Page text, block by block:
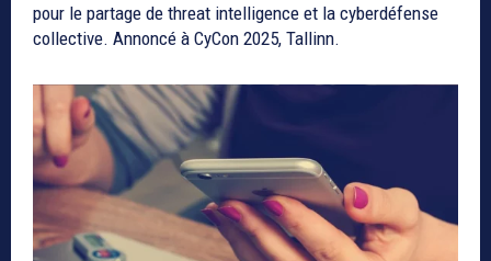
pour le partage de threat intelligence et la cyberdéfense
collective. Annoncé à CyCon 2025, Tallinn.